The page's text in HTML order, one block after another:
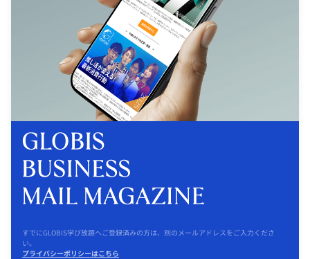
すでにGLOBIS学び放題へご登録済みの方は、別のメールアドレスをご入力くださ
い。
プライバシーポリシーはこちら